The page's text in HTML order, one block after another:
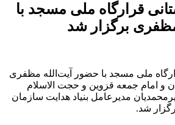
قرارگاه ملی مسجد با
برگزار شد
ملی مسجد با حضور آیت‌الله مظفری
و امام جمعه قزوین و حجت الاسلام
مدیرعامل بنیاد هدایت سازمان
شد.